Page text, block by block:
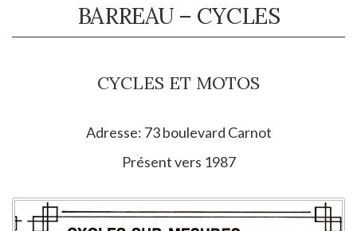
BARREAU – CYCLES
CYCLES ET MOTOS
Adresse: 73 boulevard Carnot
Présent vers 1987